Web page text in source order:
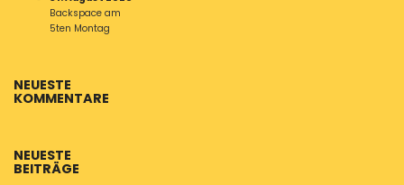
Backspace am
5ten Montag
NEUESTE
KOMMENTARE
NEUESTE
BEITRÄGE